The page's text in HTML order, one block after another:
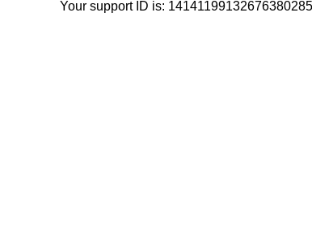
Your support ID is: 14141199132676380285